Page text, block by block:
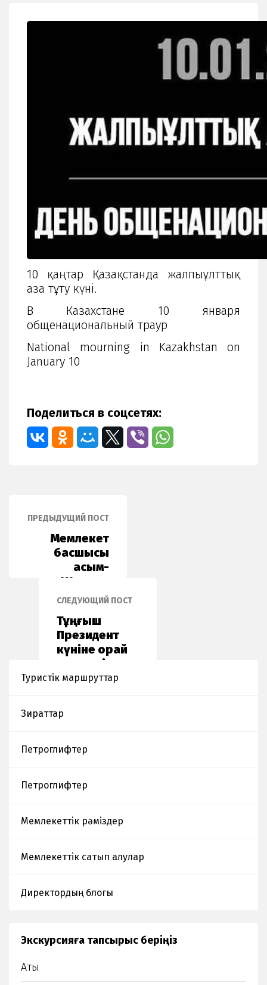
10 қаңтар Қазақстанда жалпыұлттық
аза тұту күні.
В Казахстане 10 января
общенациональный траур
National mourning in Kazakhstan on
January 10
Поделиться в соцсетях:
ПРЕДЫДУЩИЙ ПОСТ
Мемлекет
басшысы
Қасым-
Жомарт
Тоқаевтың
Қазақстан
халқына
Жолдауы
СЛЕДУЮЩИЙ ПОСТ
Тұңғыш
Президент
күніне орай
көшпелі
көрме
Туристік маршруттар
Зираттар
Петроглифтер
Петроглифтер
Мемлекеттік рәміздер
Мемлекеттік сатып алулар
Директордың блогы
Экскурсияға тапсырыс беріңіз